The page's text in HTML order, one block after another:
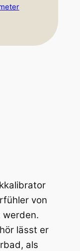
€
t
h
r
von
werden.
lässt er
als